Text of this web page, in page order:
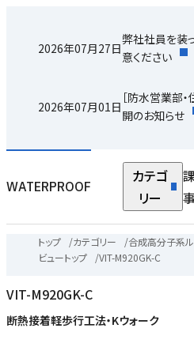
2026年07月27日
弊社社員を装
意ください
2026年07月01日
［防水営業部
開のお知らせ
WATERPROOF
カテゴ
リー
トップ /カテゴリー /合成高分子系
ビュートップ
/VIT-M920GK-C
VIT-M920GK-C
断熱接着軽歩行工法・Kウォーク